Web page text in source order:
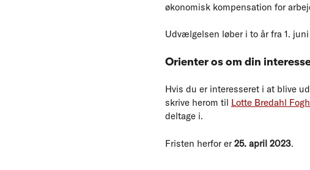
økonomisk kompensation for
Udvælgelsen løber i to år fra 1.
Orienter os om din
Hvis du er interesseret i at blive
skrive herom til Lotte Bredahl Fogh
deltage i.
Fristen herfor er 25. april 2023.